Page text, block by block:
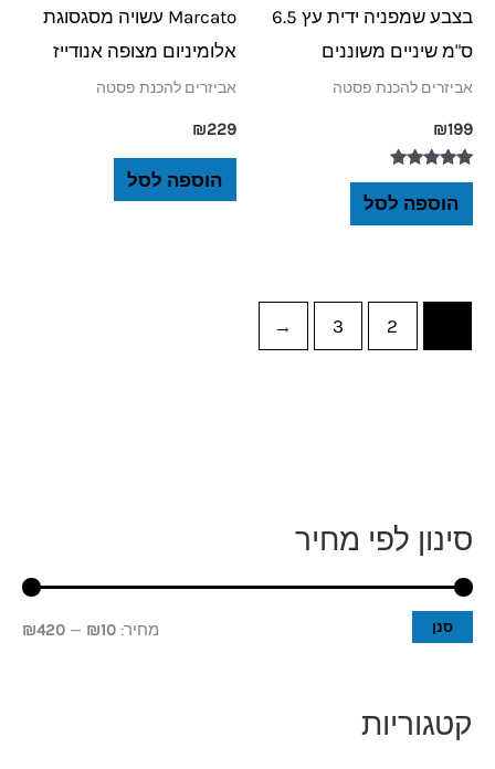
סינון לפי מחיר
סנן מחיר: ₪10
—
₪420
קטגוריות
בצבע שמפניה ידית עץ 6.5
ס"מ שיניים משוננים
אביזרים להכנת פסטה
₪199
דורג
5.00
מתוך 5
הוספה לסל
Marcato עשויה מסגסוגת
אלומיניום מצופה אנודייז
אביזרים להכנת פסטה
₪229
הוספה לסל
2
3
←